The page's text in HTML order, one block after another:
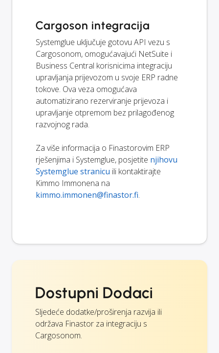
Cargoson integracija
Systemglue uključuje gotovu API vezu s
Cargosonom, omogućavajući NetSuite i
Business Central korisnicima integraciju
upravljanja prijevozom u svoje ERP radne
tokove. Ova veza omogućava
automatizirano rezerviranje prijevoza i
upravljanje otpremom bez prilagođenog
razvojnog rada.
Za više informacija o Finastorovim ERP
rješenjima i Systemglue, posjetite njihovu
Systemglue stranicu ili kontaktirajte
Kimmo Immonena na
kimmo.immonen@finastor.fi.
Dostupni Dodaci
Sljedeće dodatke/proširenja razvija ili
održava Finastor za integraciju s
Cargosonom.